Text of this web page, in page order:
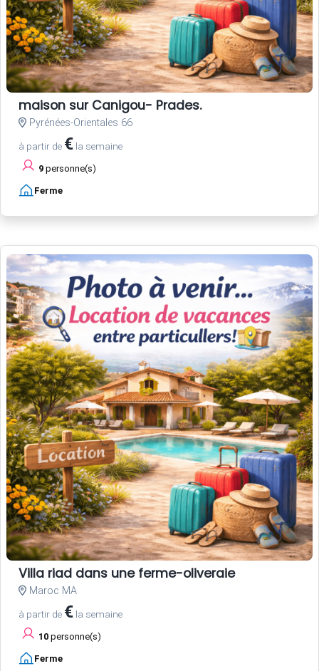
maison sur Canigou- Prades.
Pyrénées-Orientales 66
à partir de € la semaine
9 personne(s)
Ferme
Villa riad dans une ferme-oliveraie
Maroc MA
à partir de € la semaine
10 personne(s)
Ferme